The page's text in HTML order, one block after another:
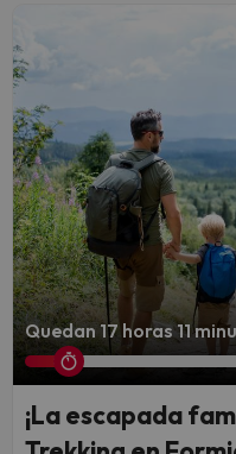
Quedan 17 horas 11
¡La escapada